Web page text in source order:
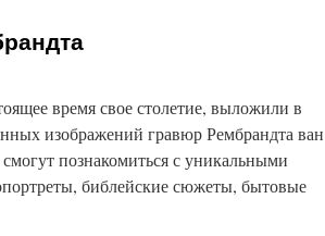
время свое столетие, выложили в
изображений гравюр Рембрандта ван
познакомиться с уникальными
библейские сюжеты, бытовые